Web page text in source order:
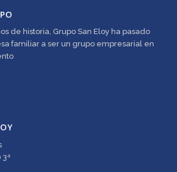
de historia, Grupo San Eloy ha pasado
familiar a ser un grupo empresarial en
3ª